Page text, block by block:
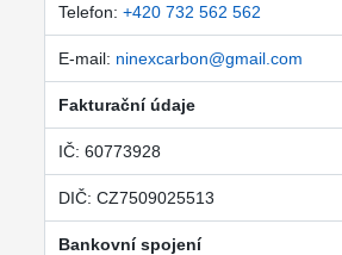
Telefon: +420 732 562 562
E-mail: ninexcarbon@gmail.com
Fakturační údaje
IČ: 60773928
DIČ: CZ7509025513
Bankovní spojení